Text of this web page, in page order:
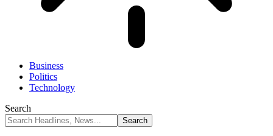
Business
Politics
Technology
Search